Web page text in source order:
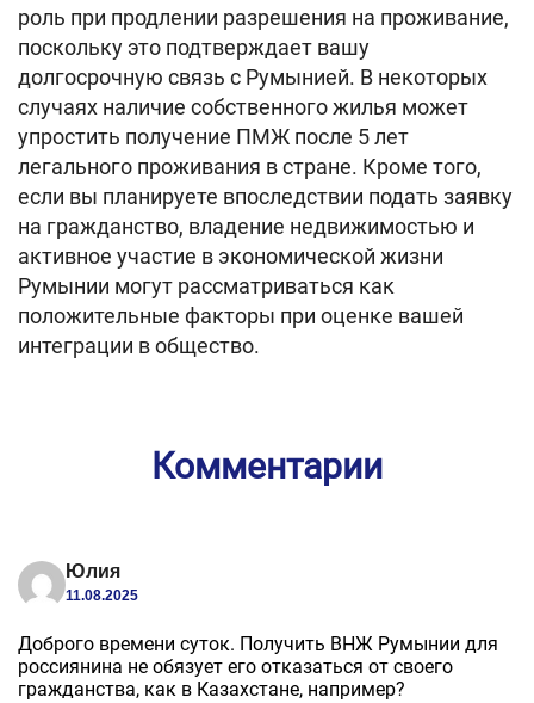
роль при продлении разрешения на проживание,
поскольку это подтверждает вашу
долгосрочную связь с Румынией. В некоторых
случаях наличие собственного жилья может
упростить получение ПМЖ после 5 лет
легального проживания в стране. Кроме того,
если вы планируете впоследствии подать заявку
на гражданство, владение недвижимостью и
активное участие в экономической жизни
Румынии могут рассматриваться как
положительные факторы при оценке вашей
интеграции в общество.
Комментарии
Юлия
11.08.2025
Доброго времени суток. Получить ВНЖ Румынии для
россиянина не обязует его отказаться от своего
гражданства, как в Казахстане, например?